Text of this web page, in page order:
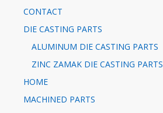
CONTACT
DIE CASTING PARTS
ALUMINUM DIE CASTING PARTS
ZINC ZAMAK DIE CASTING PARTS
HOME
MACHINED PARTS